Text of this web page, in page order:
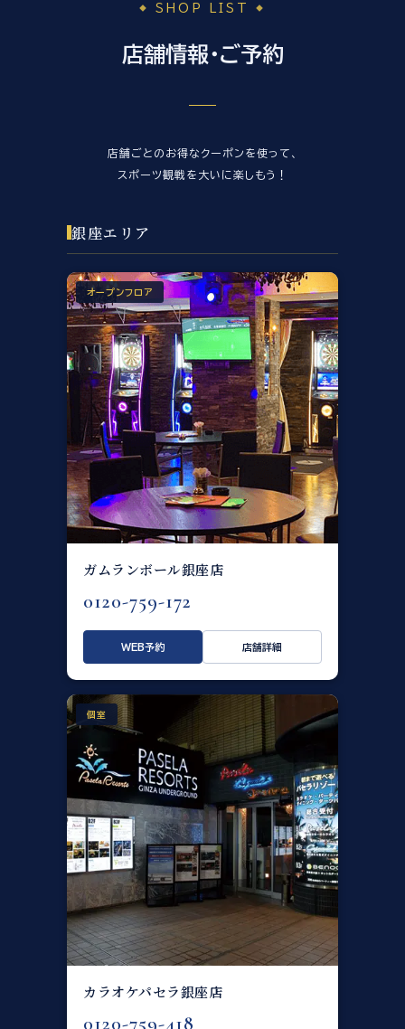
SHOP LIST
店舗情報・ご予約
店舗ごとのお得なクーポンを使って、
スポーツ観戦を大いに楽しもう！
銀座エリア
オープンフロア
ガムランボール銀座店
0120-759-172
WEB予約 店舗詳細
個室
カラオケパセラ銀座店
0120-759-418